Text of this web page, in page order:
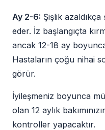
Ay 2-6: Şişlik
eder. İz başlangıçta
ancak 12-18 ay
Hastaların çoğu nihai
görür.
İyileşmeniz boyunca
olan 12 aylık
kontroller yapacaktır.